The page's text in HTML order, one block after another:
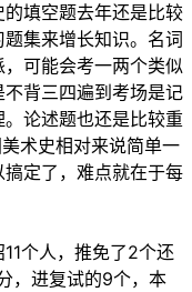
填空题去年还是比较
集来增长知识。名词
可能会考一两个类似
背三四遍到考场是记
论述题也还是比较重
术史相对来说简单一
定了，难点就在于每
个人，推免了2个还
，进复试的9个，本